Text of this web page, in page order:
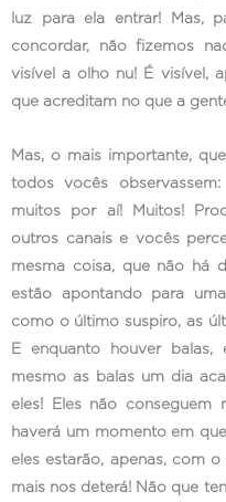
luz para ela entrar! Mas,
concordar, não fizemos
visível a olho nu! É visível,
que acreditam no que a
Mas, o mais importante,
todos vocês
muitos por aí! Muitos!
outros canais e vocês
mesma coisa, que não há
estão apontando para
como o último suspiro, as
E enquanto houver balas,
mesmo as balas um dia
eles! Eles não conseguem
haverá um momento em
eles estarão, apenas, com
mais nos deterá! Não que